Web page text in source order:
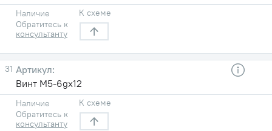
Наличие
Обратитесь к
консультанту
К схеме
31
Винт М5-6gх12
Наличие
Обратитесь к
консультанту
К схеме